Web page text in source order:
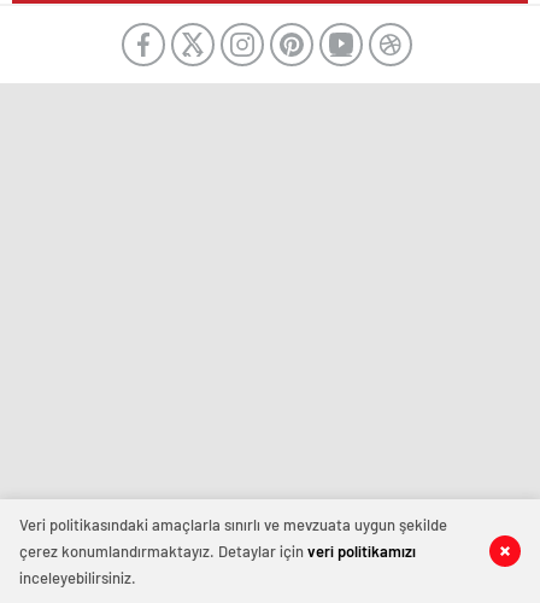
Veri politikasındaki amaçlarla sınırlı ve mevzuata uygun şekilde
çerez konumlandırmaktayız. Detaylar içinveri politikamızı
inceleyebilirsiniz.